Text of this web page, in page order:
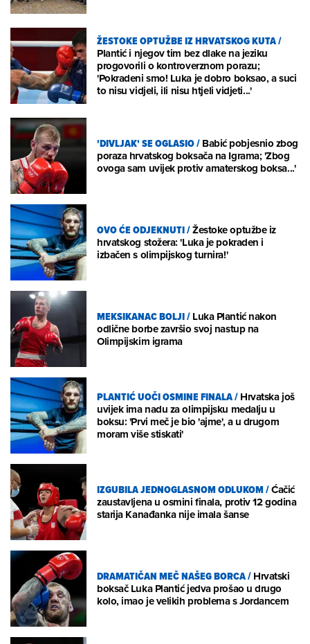
ŽESTOKE OPTUŽBE IZ HRVATSKOG KUTA/
Plantić i njegov tim bez dlake na jeziku
progovorili o kontroverznom porazu;
'Pokradeni smo! Luka je dobro boksao, a suci
to nisu vidjeli, ili nisu htjeli vidjeti...'
'DIVLJAK' SE OGLASIO/Babić pobjesnio zbog
poraza hrvatskog boksača na Igrama; 'Zbog
ovoga sam uvijek protiv amaterskog boksa...'
OVO ĆE ODJEKNUTI/Žestoke optužbe iz
hrvatskog stožera: 'Luka je pokraden i
izbačen s olimpijskog turnira!'
MEKSIKANAC BOLJI/Luka Plantić nakon
odlične borbe završio svoj nastup na
Olimpijskim igrama
PLANTIĆ UOČI OSMINE FINALA/Hrvatska još
uvijek ima nadu za olimpijsku medalju u
boksu: 'Prvi meč je bio 'ajme', a u drugom
moram više stiskati'
IZGUBILA JEDNOGLASNOM ODLUKOM/Ćačić
zaustavljena u osmini finala, protiv 12 godina
starija Kanađanka nije imala šanse
DRAMATIČAN MEČ NAŠEG BORCA/Hrvatski
boksač Luka Plantić jedva prošao u drugo
kolo, imao je velikih problema s Jordancem